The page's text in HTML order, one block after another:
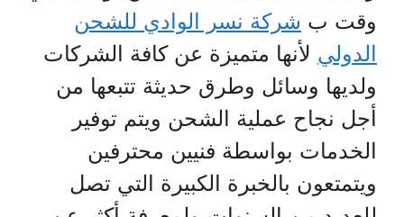
وقت ب شركة نسر الوادي للشحن
الدولي لأنها متميزة عن كافة الشركات
ولديها وسائل وطرق حديثة تتبعها من
أجل نجاح عملية الشحن ويتم توفير
الخدمات بواسطة فنيين محترفين
ويتمتعون بالخبرة الكبيرة التي تصل